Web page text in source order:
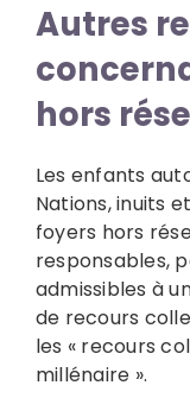
Autres
hors
Les enfants
Nations, inuits
foyers hors
responsables,
admissibles à
de recours
les « recours
millénaire ».